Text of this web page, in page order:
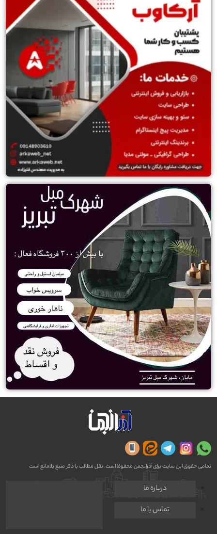
تمامی حقوق این سایت برای آذرانجمن محفوظ است. نقل مطالب با ذکر منبع بلامانع است
درباره ما
تماس با ما